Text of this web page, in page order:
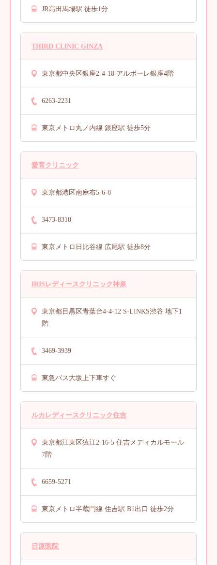
JR高田馬場駅 徒歩1分
THIRD CLINIC GINZA
東京都中央区銀座2-4-18 アルボーレ銀座4階
6263-2231
東京メトロ丸ノ内線 銀座駅 徒歩5分
愛育クリニック
東京都港区南麻布5-6-8
3473-8310
東京メトロ日比谷線 広尾駅 徒歩8分
IRISレディースクリニック神泉
東京都目黒区青葉台4-4-12 S-LINKS渋谷 地下1
階
3469-3939
東急バス大坂上下車すぐ
ルカレディースクリニック住吉
東京都江東区猿江2-16-5 住吉メディカルモール
7階
6659-5271
東京メトロ半蔵門線 住吉駅 B1出口 徒歩2分
日原医院